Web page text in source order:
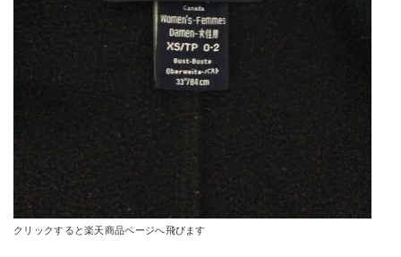
クリックすると楽天商品ページへ飛びます